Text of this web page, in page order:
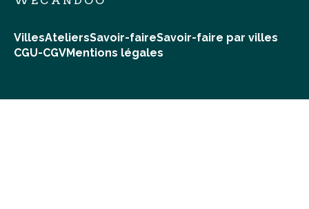
VillesAteliersSavoir-faireSavoir-faire par villes
CGU-CGVMentions légales